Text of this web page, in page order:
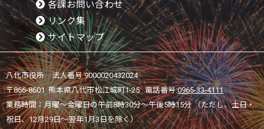
各課お問い合わせ
リンク集
サイトマップ
八代市役所 法人番号 9000020432024
〒866-8601 熊本県八代市松江城町1-25 電話番号:0965-33-4111
業務時間：月曜～金曜日の午前8時30分～午後5時15分 （ただし、土日・
祝日、12月29日～翌年1月3日を除く）